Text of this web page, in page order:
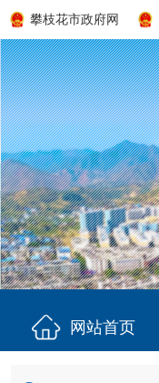
攀枝花市政府网
网站首页